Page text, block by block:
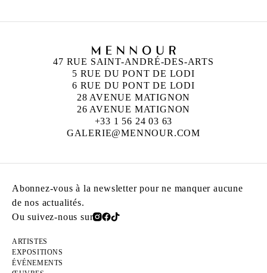
47 RUE SAINT-ANDRÉ-DES-ARTS
5 RUE DU PONT DE LODI
6 RUE DU PONT DE LODI
28 AVENUE MATIGNON
26 AVENUE MATIGNON
+33 1 56 24 03 63
GALERIE@MENNOUR.COM
Abonnez-vous à la newsletter pour ne manquer aucune
de nos actualités.
Ou suivez-nous sur
ARTISTES
EXPOSITIONS
ÉVÉNEMENTS